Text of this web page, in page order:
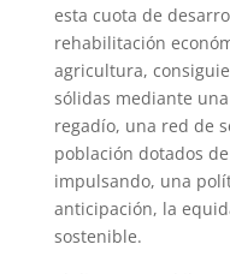
esta cuota de
rehabilitación
agricultura,
sólidas mediante
regadío, una red de
población dotados
impulsando, una
anticipación, la
sostenible.